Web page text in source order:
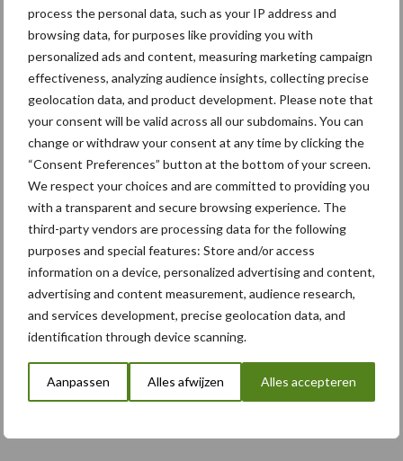
process the personal data, such as your IP address and
browsing data, for purposes like providing you with
personalized ads and content, measuring marketing campaign
effectiveness, analyzing audience insights, collecting precise
geolocation data, and product development. Please note that
your consent will be valid across all our subdomains. You can
change or withdraw your consent at any time by clicking the
“Consent Preferences” button at the bottom of your screen.
We respect your choices and are committed to providing you
with a transparent and secure browsing experience. The
third-party vendors are processing data for the following
purposes and special features: Store and/or access
information on a device, personalized advertising and content,
advertising and content measurement, audience research,
and services development, precise geolocation data, and
identification through device scanning.
Aanpassen Alles afwijzen Alles accepteren
Komatsu HM460-6 knikdumper legt
lat opnieuw hoger
Nieuwe compacte gedragen
pootcombinatie van AVR
Toon meer